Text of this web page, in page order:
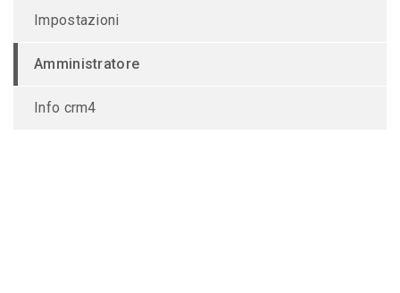
Impostazioni
Amministratore
Info crm4